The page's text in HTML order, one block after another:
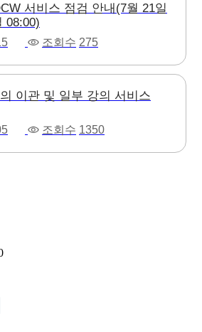
서비스 점검 안내(7월 21일
08:00)
조회수 275
이관 및 일부 강의 서비스
조회수 1350